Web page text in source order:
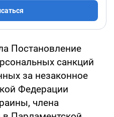
Постановление
санкций
за незаконное
Федерации
члена